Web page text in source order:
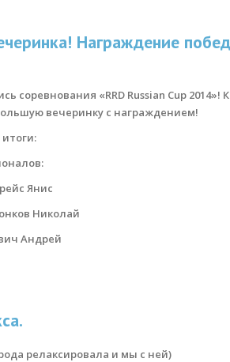
Награждение
соревнования «RRD Russian Cup
вечеринку с награждением!
Янис
Николай
Андрей
релаксировала и мы с ней)